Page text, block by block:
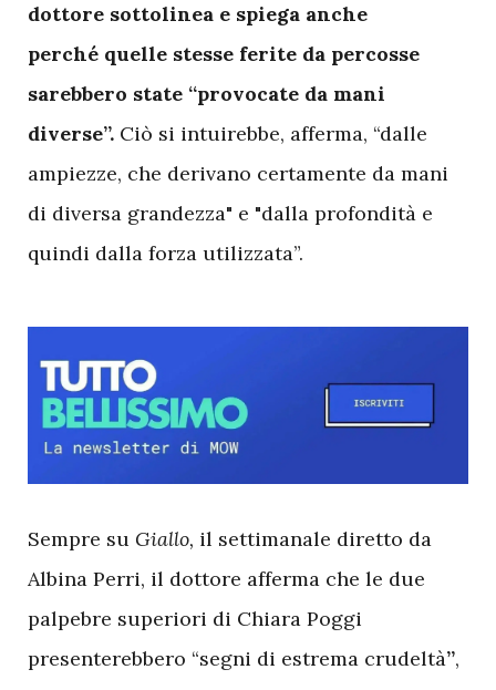
dottore sottolinea e spiega anche
perché quelle stesse ferite da percosse
sarebbero state “provocate da mani
diverse”. Ciò si intuirebbe, afferma, “dalle
ampiezze, che derivano certamente da mani
di diversa grandezza" e "dalla profondità e
quindi dalla forza utilizzata”.
Sempre su Giallo, il settimanale diretto da
Albina Perri, il dottore afferma che le due
palpebre superiori di Chiara Poggi
presenterebbero “segni di estrema crudeltà”,